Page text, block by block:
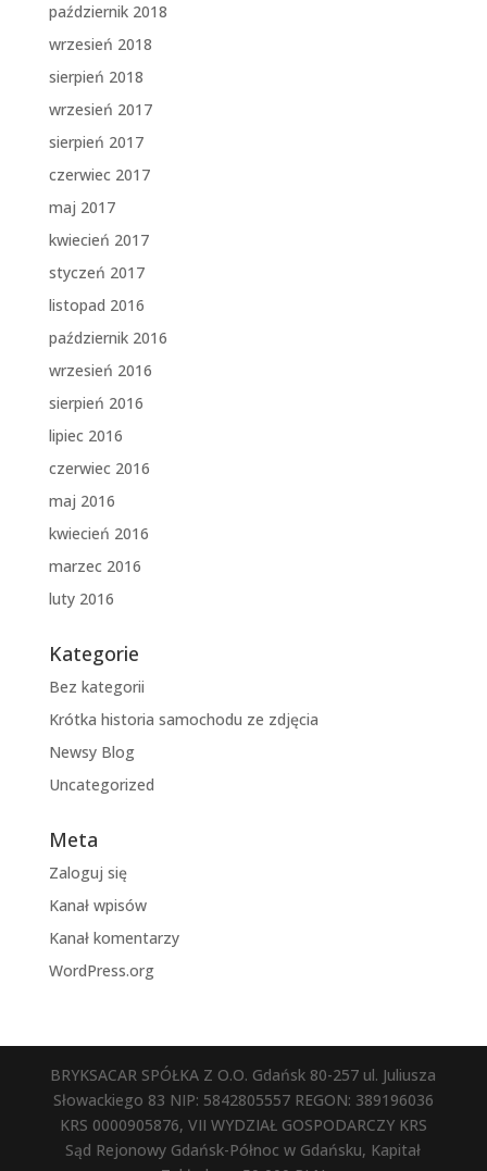
październik 2018
wrzesień 2018
sierpień 2018
wrzesień 2017
sierpień 2017
czerwiec 2017
maj 2017
kwiecień 2017
styczeń 2017
listopad 2016
październik 2016
wrzesień 2016
sierpień 2016
lipiec 2016
czerwiec 2016
maj 2016
kwiecień 2016
marzec 2016
luty 2016
Kategorie
Bez kategorii
Krótka historia samochodu ze zdjęcia
Newsy Blog
Uncategorized
Meta
Zaloguj się
Kanał wpisów
Kanał komentarzy
WordPress.org
BRYKSACAR SPÓŁKA Z O.O. Gdańsk 80-257 ul. Juliusza
Słowackiego 83 NIP: 5842805557 REGON: 389196036
KRS 0000905876, VII WYDZIAŁ GOSPODARCZY KRS
Sąd Rejonowy Gdańsk-Północ w Gdańsku, Kapitał